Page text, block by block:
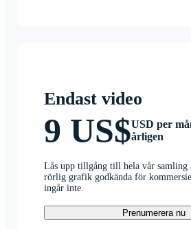
Endast video
9 US$USD per
årligen
Lås upp tillgång till hela vår samling
rörlig grafik godkända för
ingår inte.
Prenumerera nu